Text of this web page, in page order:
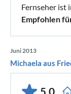
Fernseher ist
Empfohlen
Juni 2013
Michaela aus
5,0